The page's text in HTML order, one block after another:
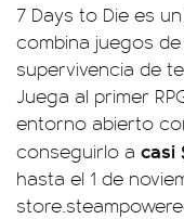
7 Days to Die es
combina juegos
supervivencia de
Juega al primer
entorno abierto
conseguirlo a casi
hasta el 1 de